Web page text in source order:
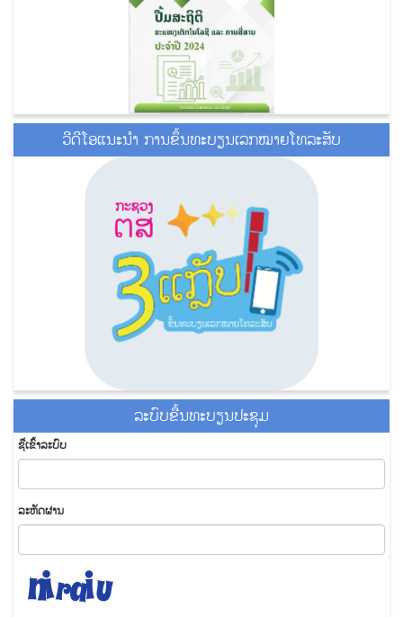
ວີດີໂອແນະນໍາ ການຂຶ້ນທະບຽນເລກໝາຍໂທລະສັບ
ລະ​ບົບ​ຂື້ນ​ທະ​ບຽນ​ປະ​ຊຸມ
ຊື່​ເຂົ້າ​ລະ​ບົບ
​ລະ​ຫັດ​ຜ່ານ